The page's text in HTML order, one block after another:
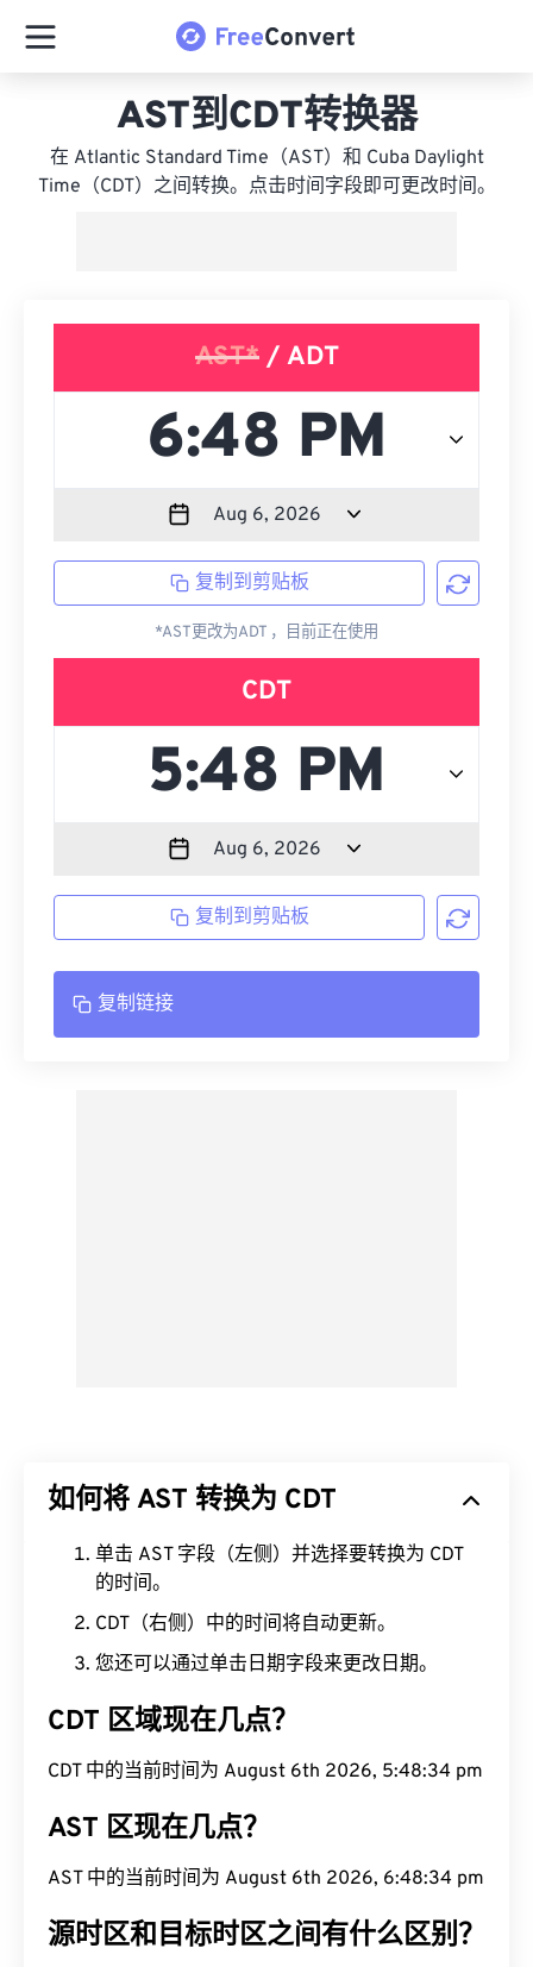
AST到CDT转换器
在 Atlantic Standard Time（AST）和 Cuba Daylight
Time（CDT）之间转换。点击时间字段即可更改时间。
AST*/ ADT
复制到剪贴板
*AST更改为ADT ，目前正在使用
CDT
复制到剪贴板
复制链接
如何将 AST 转换为 CDT
单击 AST 字段（左侧）并选择要转换为 CDT
的时间。
CDT（右侧）中的时间将自动更新。
您还可以通过单击日期字段来更改日期。
CDT 区域现在几点？
CDT 中的当前时间为 August 6th 2026, 5:48:34 pm
AST 区现在几点？
AST 中的当前时间为 August 6th 2026, 6:48:34 pm
源时区和目标时区之间有什么区别？